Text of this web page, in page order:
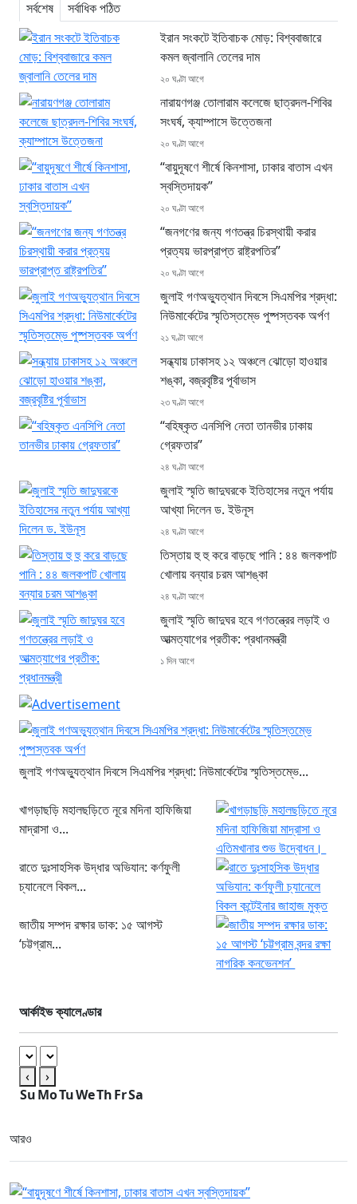
সর্বশেষ
সর্বাধিক পঠিত
ইরান সংকটে ইতিবাচক মোড়: বিশ্ববাজারে
কমল জ্বালানি তেলের দাম
২০ ঘণ্টা আগে
নারায়ণগঞ্জ তোলারাম কলেজে ছাত্রদল-শিবির
সংঘর্ষ, ক্যাম্পাসে উত্তেজনা
২০ ঘণ্টা আগে
“বায়ুদূষণে শীর্ষে কিনশাসা, ঢাকার বাতাস এখন
স্বস্তিদায়ক”
২০ ঘণ্টা আগে
“জনগণের জন্য গণতন্ত্র চিরস্থায়ী করার
প্রত্যয় ভারপ্রাপ্ত রাষ্ট্রপতির”
২০ ঘণ্টা আগে
জুলাই গণঅভ্যুত্থান দিবসে সিএমপির শ্রদ্ধা:
নিউমার্কেটের স্মৃতিস্তম্ভে পুষ্পস্তবক অর্পণ
২১ ঘণ্টা আগে
সন্ধ্যায় ঢাকাসহ ১২ অঞ্চলে ঝোড়ো হাওয়ার
শঙ্কা, বজ্রবৃষ্টির পূর্বাভাস
২৩ ঘণ্টা আগে
“বহিষ্কৃত এনসিপি নেতা তানভীর ঢাকায়
গ্রেফতার”
২৪ ঘণ্টা আগে
জুলাই স্মৃতি জাদুঘরকে ইতিহাসের নতুন পর্যায়
আখ্যা দিলেন ড. ইউনূস
২৪ ঘণ্টা আগে
তিস্তায় হু হু করে বাড়ছে পানি : ৪৪ জলকপাট
খোলায় বন্যার চরম আশঙ্কা
২৪ ঘণ্টা আগে
জুলাই স্মৃতি জাদুঘর হবে গণতন্ত্রের লড়াই ও
আত্মত্যাগের প্রতীক: প্রধানমন্ত্রী
১ দিন আগে
জুলাই গণঅভ্যুত্থান দিবসে সিএমপির শ্রদ্ধা: নিউমার্কেটের স্মৃতিস্তম্ভে...
খাগড়াছড়ি মহালছড়িতে নূরে মদিনা হাফিজিয়া
মাদ্রাসা ও...
রাতে দুঃসাহসিক উদ্ধার অভিযান: কর্ণফুলী
চ্যানেলে বিকল...
জাতীয় সম্পদ রক্ষার ডাক: ১৫ আগস্ট
‘চট্টগ্রাম...
আর্কাইভ ক্যালেণ্ডার
‹
›
SuMoTuWeThFrSa
আরও